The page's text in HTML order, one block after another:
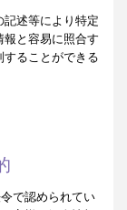
述等により特定
と容易に照合す
ることができる
で認められてい